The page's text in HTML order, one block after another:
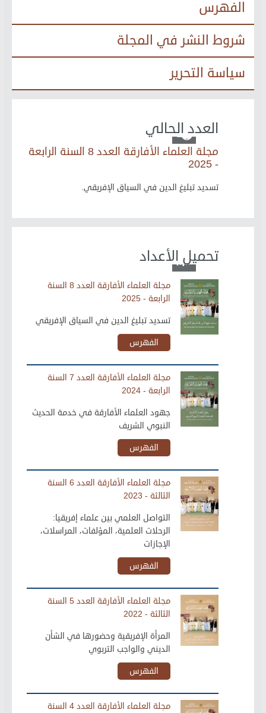
الفهرس
شروط النشر في المجلة
سياسة التحرير
العدد الحالي
مجلة العلماء الأفارقة العدد 8 السنة الرابعة
- 2025
تسديد تبليغ الدين في السياق الإفريقي.
تحميل الأعداد
مجلة العلماء الأفارقة العدد 8 السنة
الرابعة - 2025
تسديد تبليغ الدين في السياق الإفريقي
الفهرس
مجلة العلماء الأفارقة العدد 7 السنة
الرابعة - 2024
جهود العلماء الأفارقة في خدمة الحديث
النبوي الشريف
الفهرس
مجلة العلماء الأفارقة العدد 6 السنة
الثالثة - 2023
التواصل العلمي بين علماء إفريقيا:
الرحلات العلمية، المؤلفات، المراسلات،
الإجازات
الفهرس
مجلة العلماء الأفارقة العدد 5 السنة
الثالثة - 2022
المرأة الإفريقية وحضورها في الشأن
الديني والواجب التربوي
الفهرس
مجلة العلماء الأفارقة العدد 4 السنة